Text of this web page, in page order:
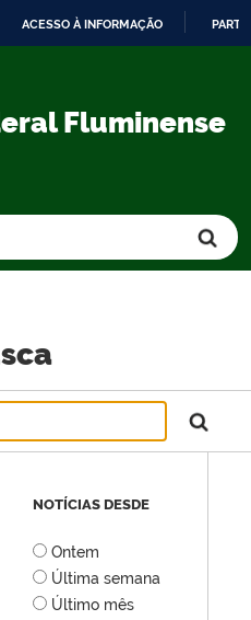
CONTEÚDO
ACESSO À INFORMAÇÃO
Fluminense
NOTÍCIAS DESDE
Ontem
Última semana
Último mês